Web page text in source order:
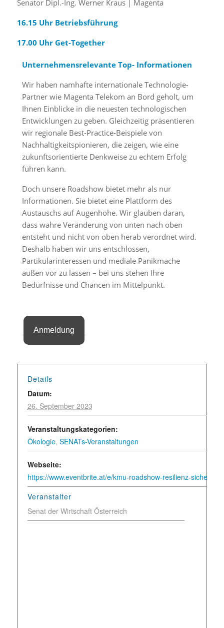
Senator Dipl.-Ing. Werner Kraus | Magenta
16.15 Uhr Betriebsführung
17.00 Uhr Get-Together
Unternehmensrelevante Top- Informationen
Wir haben namhafte internationale Technologie-
Partner wie Magenta Telekom an Bord geholt, um
Ihnen Einblicke in die neuesten technologischen
Entwicklungen zu geben. Gleichzeitig präsentieren
wir regionale Best-Practice-Beispiele von
Nachhaltigkeitspionieren, die zeigen, wie eine
zukunftsorientierte Denkweise zu echtem Erfolg
führen kann.
Doch unsere Roadshow bietet mehr als nur
Informationen. Sie bietet eine Plattform des
Austauschs auf Augenhöhe. Wir glauben daran,
dass wahre Veränderung von unten nach oben
entsteht und nicht von oben herab verordnet wird.
Deshalb haben wir uns entschlossen,
Partikularinteressen und mediale Panikmache
außen vor zu lassen – bei uns stehen Ihre
Bedürfnisse und Chancen im Mittelpunkt.
Anmeldung
Details
Datum:
26. September 2023
Veranstaltungskategorien:
Ökologie, SENATs-Veranstaltungen
Webseite:
https://www.eventbrite.at/e/kmu-roadshow-resilienz-
Veranstalter
Senat der Wirtschaft Österreich